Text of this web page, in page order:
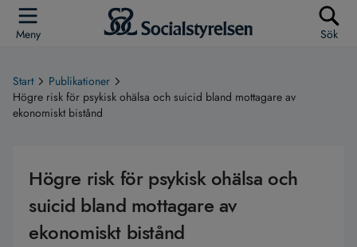
Meny Sök
Start
Publikationer
Högre risk för psykisk ohälsa och suicid bland mottagare av
ekonomiskt bistånd
Högre risk för psykisk ohälsa och
suicid bland mottagare av
ekonomiskt bistånd